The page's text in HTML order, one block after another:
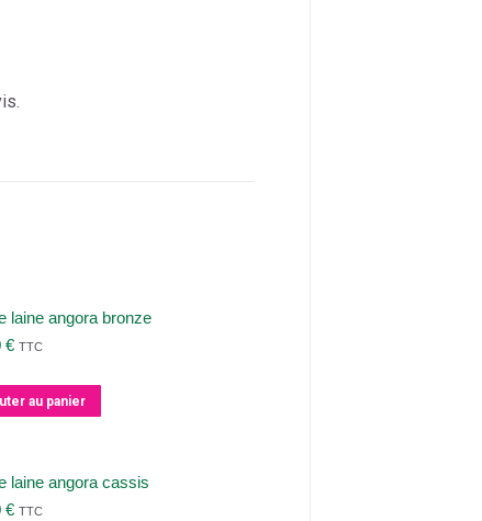
laine angora bronze
€ TTC
au panier
laine angora cassis
€ TTC